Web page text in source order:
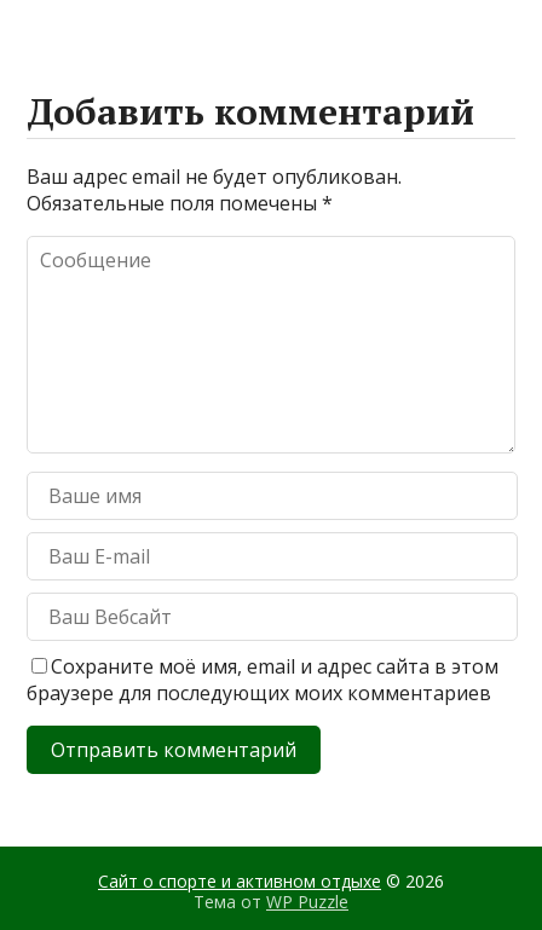
Добавить комментарий
Ваш адрес email не будет опубликован.
Обязательные поля помечены*
Сохраните моё имя, email и адрес сайта в этом
браузере для последующих моих комментариев
Сайт о спорте и активном отдыхе © 2026
Тема от WP Puzzle